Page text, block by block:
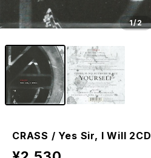
1/2
CRASS / Yes Sir, I Will 2CD